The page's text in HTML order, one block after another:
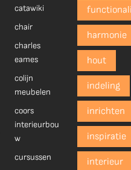
catawiki
chair
charles
eames
colijn
meubelen
coors
interieurbou
w
cursussen
harmonie
hout
indeling
inrichten
inspiratie
interieur